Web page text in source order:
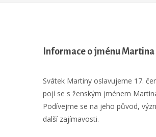
Informace o jménu Martina
Svátek Martiny oslavujeme 17.
pojí se s ženským jménem
Podívejme se na jeho původ,
další zajímavosti.